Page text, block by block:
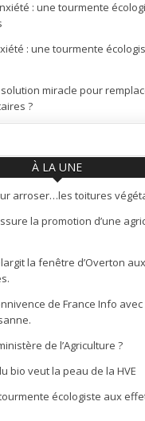
: une tourmente
: une tourmente
solution miracle pour
?
À LA UNE
arroser…les toitures
la promotion d’une
la fenêtre d’Overton
de France Info avec
de l’Agriculture ?
bio veut la peau de la HVE
écologiste aux